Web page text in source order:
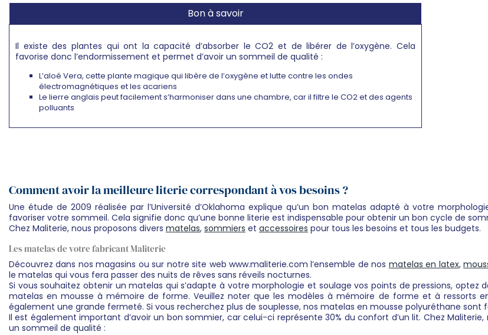
Bon à savoir
Il existe des plantes qui ont la capacité d’absorber le CO2 et de libérer de l’oxygène. Cela
favorise donc l’endormissement et permet d’avoir un sommeil de qualité :
L’aloé Vera, cette plante magique qui libère de l’oxygène et lutte contre les ondes
électromagnétiques et les acariens
Le lierre anglais peut facilement s’harmoniser dans une chambre, car il filtre le CO2 et des agents
polluants
Comment avoir la meilleure literie correspondant à vos besoins ?
Une étude de 2009 réalisée par l’Université d’Oklahoma explique qu’un bon matelas adapté à votre
favoriser votre sommeil. Cela signifie donc qu’une bonne literie est indispensable pour obtenir un bon cycle de
Chez Maliterie, nous proposons divers matelas, sommiers et accessoires pour tous les besoins et tous les budgets.
Les matelas de votre fabricant Maliterie
Découvrez dans nos magasins ou sur notre site web www.maliterie.com l’ensemble de nos matelas en latex,
le matelas qui vous fera passer des nuits de rêves sans réveils nocturnes.
Si vous souhaitez obtenir un matelas qui s’adapte à votre morphologie et soulage vos points de pressions,
matelas en mousse à mémoire de forme. Veuillez noter que les modèles à mémoire de forme et à ressorts
également une grande fermeté. Si vous recherchez plus de souplesse, nos matelas en mousse polyuréthane sont
Il est également important d’avoir un bon sommier, car celui-ci représente 30% du confort d’un lit. Chez Maliterie,
un sommeil de qualité :